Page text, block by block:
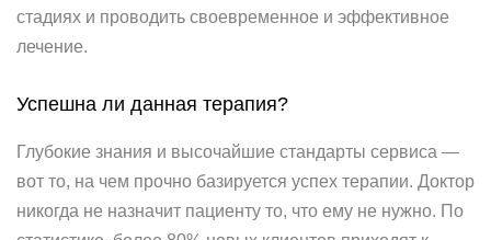
стадиях и проводить своевременное и эффективное
лечение.
Успешна ли данная терапия?
Глубокие знания и высочайшие стандарты сервиса —
вот то, на чем прочно базируется успех терапии. Доктор
никогда не назначит пациенту то, что ему не нужно. По